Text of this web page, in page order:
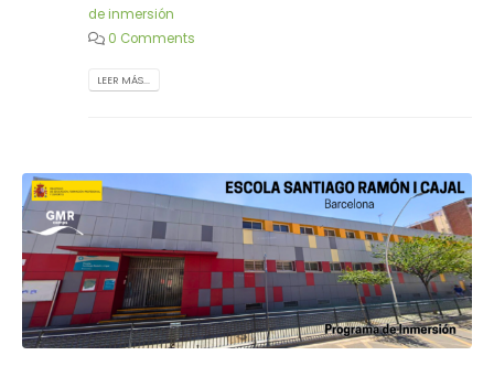
de inmersión
0 Comments
LEER MÁS...